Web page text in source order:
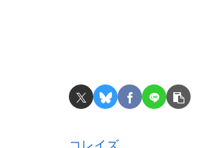
コレイズ